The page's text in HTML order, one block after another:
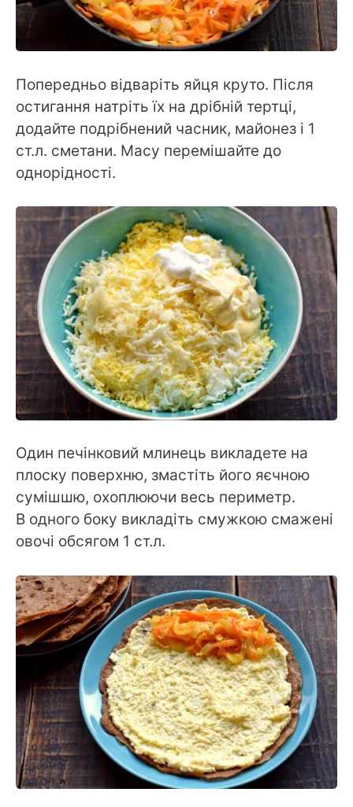
Попередньо відваріть яйця круто. Після
остигання натріть їх на дрібній тертці,
додайте подрібнений часник, майонез і 1
ст.л. сметани. Масу перемішайте до
однорідності.
Один печінковий млинець викладете на
плоску поверхню, змастіть його яєчною
сумішшю, охоплюючи весь периметр.
В одного боку викладіть смужкою смажені
овочі обсягом 1 ст.л.